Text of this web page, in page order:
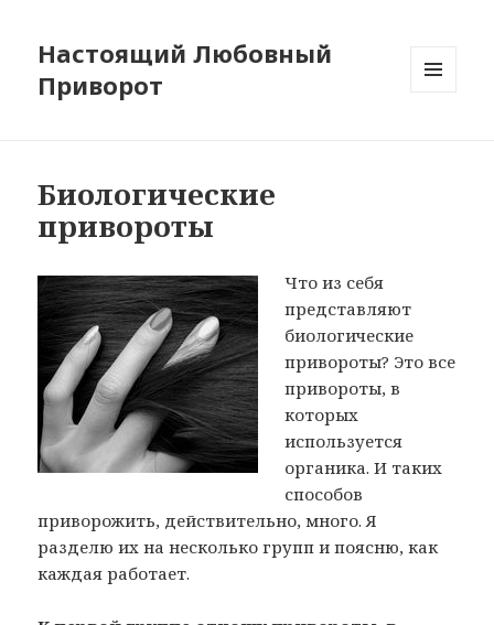
Настоящий Любовный
Приворот
Биологические
привороты
Что из себя
представляют
биологические
привороты? Это все
привороты, в
которых
используется
органика. И таких
способов
приворожить, действительно, много. Я
разделю их на несколько групп и поясню, как
каждая работает.